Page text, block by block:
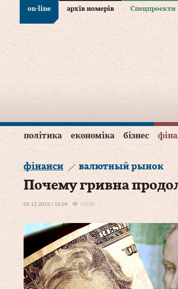
on-line архів номерів Спецпроекти
політика економіка бізнес
фінанси валютный рынок
Почему гривна
03.12.2015 / 10:06 23630